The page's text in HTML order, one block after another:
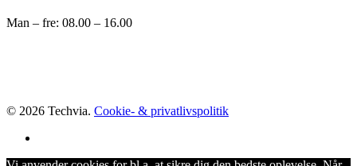
Man – fre: 08.00 – 16.00
© 2026 Techvia. Cookie- & privatlivspolitik